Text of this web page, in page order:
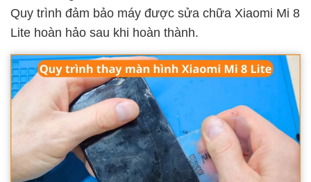
Quy trình đảm bảo máy được sửa chữa Xiaomi Mi 8
Lite hoàn hảo sau khi hoàn thành.